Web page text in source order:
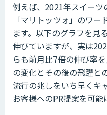
例えば、2021年スイー
「マリトッツォ」のワ
ます。以下のグラフを見
伸びていますが、実は
らも前月比7倍の伸び率
の変化とその後の飛躍と
流行の兆しをいち早くキ
お客様へのPR提案を可能